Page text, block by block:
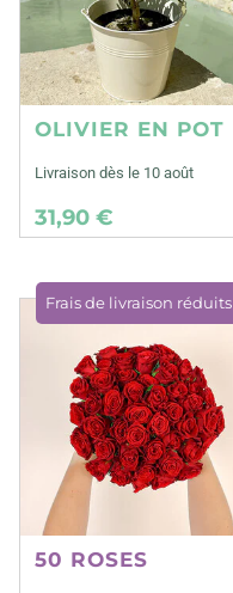
OLIVIER EN POT
Livraison dès le 10 août
31,90 €
Frais de livraison réduits
50 ROSES